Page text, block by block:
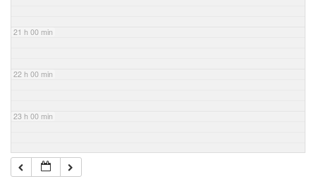
21 h 00 min
22 h 00 min
23 h 00 min